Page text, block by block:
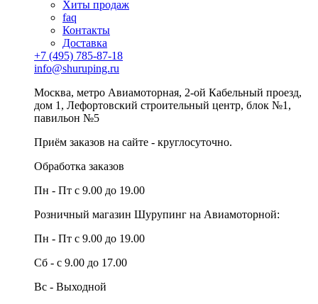
Хиты продаж
faq
Контакты
Доставка
+7 (495) 785-87-18
info@shuruping.ru
Москва, метро Авиамоторная, 2-ой Кабельный проезд,
дом 1, Лефортовский строительный центр, блок №1,
павильон №5
Приём заказов на сайте - круглосуточно.
Обработка заказов
Пн - Пт с 9.00 до 19.00
Розничный магазин Шурупинг на Авиамоторной:
Пн - Пт с 9.00 до 19.00
Сб - с 9.00 до 17.00
Вс - Выходной